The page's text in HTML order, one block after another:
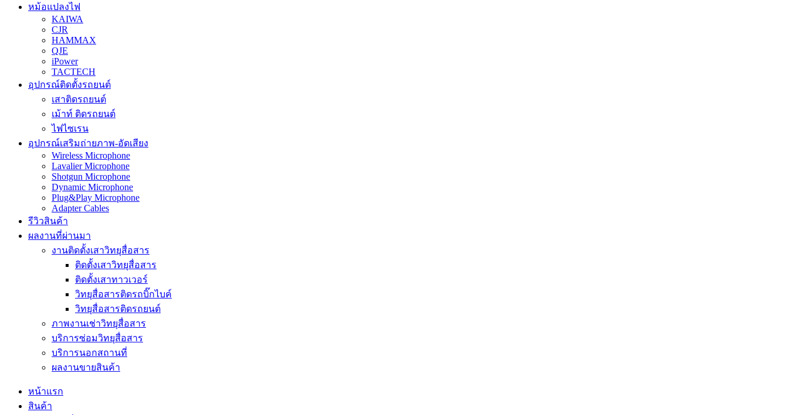
หม้อแปลงไฟ
KAIWA
CJR
HAMMAX
QJE
iPower
TACTECH
อุปกรณ์ติดตั้งรถยนต์
เสาติดรถยนต์
เม้าท์ ติดรถยนต์
ไฟไซเรน
อุปกรณ์เสริมถ่ายภาพ-อัดเสียง
Wireless Microphone
Lavalier Microphone
Shotgun Microphone
Dynamic Microphone
Plug&Play Microphone
Adapter Cables
รีวิวสินค้า
ผลงานที่ผ่านมา
งานติดตั้งเสาวิทยุสื่อสาร
ติดตั้งเสาวิทยุสื่อสาร
ติดตั้งเสาทาวเวอร์
วิทยุสื่อสารติดรถบิ๊กไบค์
วิทยุสื่อสารติดรถยนต์
ภาพงานเช่าวิทยุสื่อสาร
บริการซ่อมวิทยุสื่อสาร
บริการนอกสถานที่
ผลงานขายสินค้า
หน้าแรก
สินค้า